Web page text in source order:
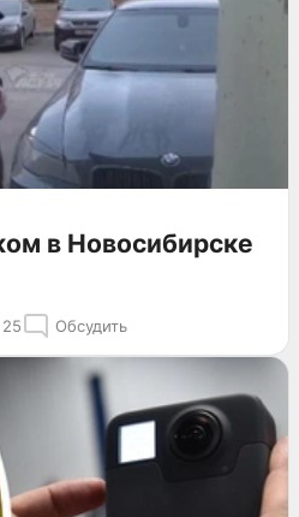
в Новосибирске
25 Обсудить